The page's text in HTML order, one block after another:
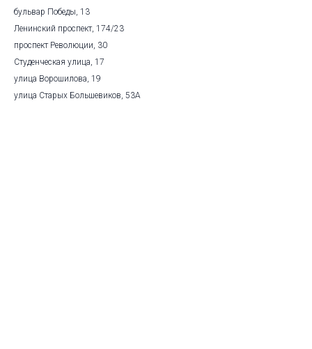
бульвар Победы, 13
Ленинский проспект, 174/23
проспект Революции, 30
Студенческая улица, 17
улица Ворошилова, 19
улица Старых Большевиков, 53А